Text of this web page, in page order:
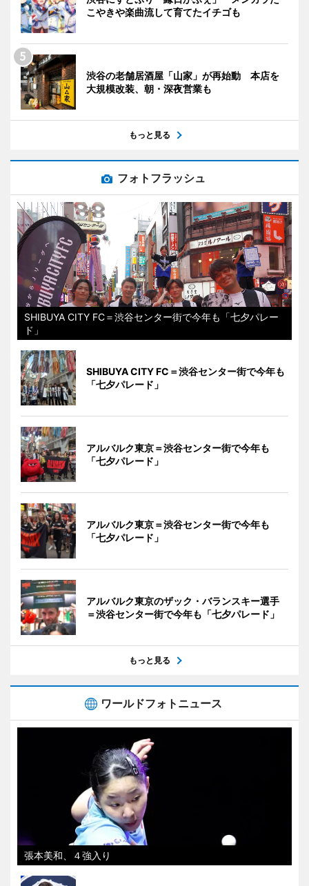
こやきや楽曲流して育てたイチゴも
渋谷の老舗居酒屋「山家」が再始動 本店を
大規模改装、朝・深夜営業も
もっと見る
フォトフラッシュ
SHIBUYA CITY FC＝渋谷センター街で今年も「七夕パレー
ド」
SHIBUYA CITY FC＝渋谷センター街で今年も
「七夕パレード」
アルバルク東京＝渋谷センター街で今年も
「七夕パレード」
アルバルク東京＝渋谷センター街で今年も
「七夕パレード」
アルバルク東京のザック・バランスキー選手
＝渋谷センター街で今年も「七夕パレード」
もっと見る
ワールドフォトニュース
張本美和、４強入り